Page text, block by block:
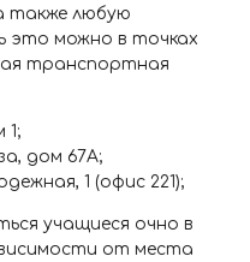
также любую
это можно в точках
транспортная
1;
дом 67А;
1 (офис 221);
учащиеся очно в
от места